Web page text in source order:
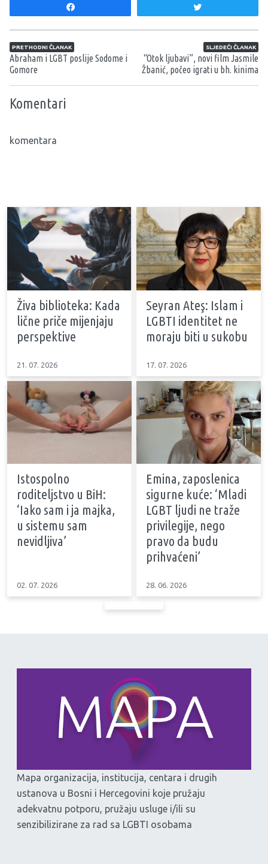
Navigacija članaka
PRETHODNI ČLANAK
Abraham i LGBT poslije Sodome i
Gomore
SLJEDEĆI ČLANAK
“Otok ljubavi”, novi film Jasmile
Žbanić, počeo igrati u bh. kinima
Komentari
komentara
Živa biblioteka: Kada
lične priče mijenjaju
perspektive
21. 07. 2026
Seyran Ateş: Islam i
LGBTI identitet ne
moraju biti u sukobu
17. 07. 2026
Istospolno
roditeljstvo u BiH:
‘Iako sam i ja majka,
u sistemu sam
nevidljiva’
02. 07. 2026
Emina, zaposlenica
sigurne kuće: ‘Mladi
LGBT ljudi ne traže
privilegije, nego
pravo da budu
prihvaćeni’
28. 06. 2026
Mapa organizacija, institucija, centara i drugih
ustanova u Bosni i Hercegovini koje pružaju
adekvatnu potporu, pružaju usluge i/ili su
senzibilizirane za rad sa LGBTI osobama